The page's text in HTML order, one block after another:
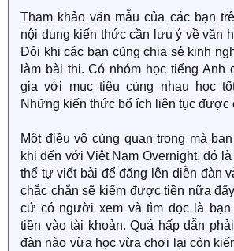
Tham khảo văn mẫu của các bạn
nội dung kiến thức cần lưu ý về văn
Đôi khi các bạn cũng chia sẻ kinh
làm bài thi. Có nhóm học tiếng Anh
gia với mục tiêu cùng nhau học
Những kiến thức bổ ích liên tục được
Một điều vô cùng quan trọng mà
khi đến với Việt Nam Overnight, đó
thể tự viết bài để đăng lên diễn đàn
chắc chắn sẽ kiếm được tiền nữa
cứ có người xem và tìm đọc là
tiền vào tài khoản. Quá hấp dẫn
đàn nào vừa học vừa chơi lại còn